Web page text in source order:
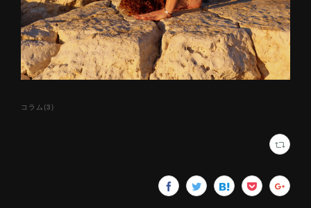
コラム (3)